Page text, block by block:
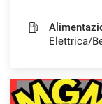
Elettrica/